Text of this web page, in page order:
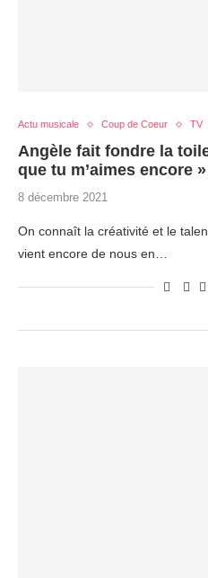
Actu musicale Coup de Coeur TV
Angèle fait fondre la
que tu m’aimes encore
8 décembre 2021
On connaît la créativité et le
vient encore de nous en…